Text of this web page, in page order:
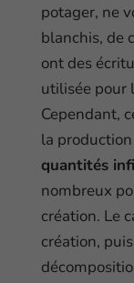
potager, ne
blanchis, de
ont des
utilisée pour
Cependant,
la
quantités
nombreux
création. Le
création,